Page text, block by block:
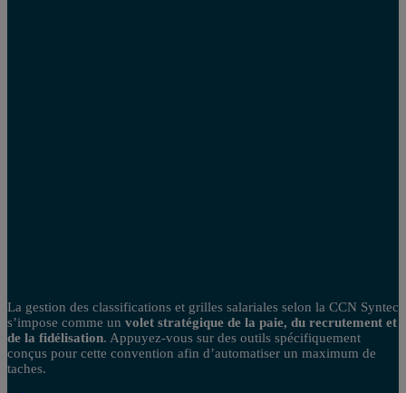
La gestion des classifications et grilles salariales selon la CCN Syntec
s’impose comme un volet stratégique de la paie, du recrutement et
de la fidélisation. Appuyez-vous sur des outils spécifiquement
conçus pour cette convention afin d’automatiser un maximum de
taches.